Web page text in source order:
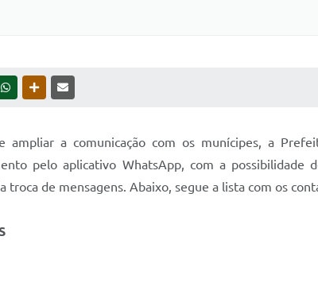
WHATSAPPOUTRAS MÍDIAS
a comunicação com os munícipes, a
pelo aplicativo WhatsApp, com a
de mensagens. Abaixo, segue a lista com os